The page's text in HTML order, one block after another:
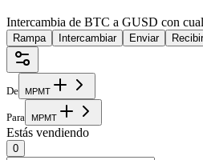
Intercambia de BTC a GUSD con
Rampa Intercambiar Enviar Recibir
De MPMT
Para MPMT
Estás vendiendo
0